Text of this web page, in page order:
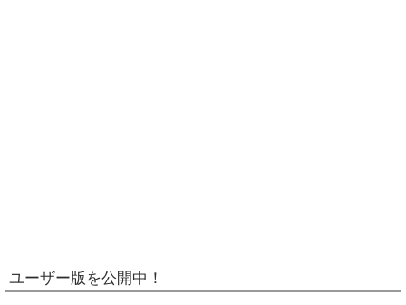
ユーザー版を公開中！